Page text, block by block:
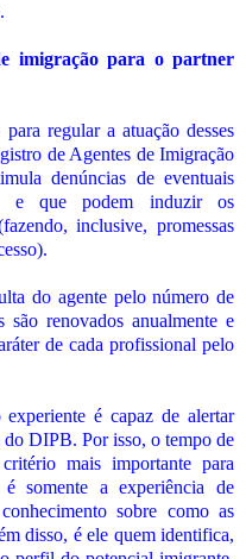
imigração para o partner
regular a atuação desses
de Agentes de Imigração
denúncias de eventuais
e que podem induzir os
inclusive, promessas
do agente pelo número de
renovados anualmente e
de cada profissional pelo
é capaz de alertar
DIPB. Por isso, o tempo de
mais importante para
somente a experiência de
sobre como as
disso, é ele quem identifica,